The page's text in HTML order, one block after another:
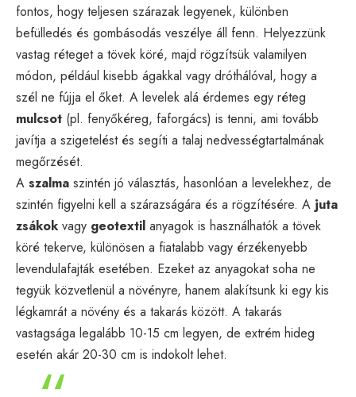
fontos, hogy teljesen szárazak legyenek, különben
befülledés és gombásodás veszélye áll fenn. Helyezzünk
vastag réteget a tövek köré, majd rögzítsük valamilyen
módon, például kisebb ágakkal vagy dróthálóval, hogy a
szél ne fújja el őket. A levelek alá érdemes egy réteg
mulcsot (pl. fenyőkéreg, faforgács) is tenni, ami tovább
javítja a szigetelést és segíti a talaj nedvességtartalmának
megőrzését.
A szalma szintén jó választás, hasonlóan a levelekhez, de
szintén figyelni kell a szárazságára és a rögzítésére. A juta
zsákok vagy geotextil anyagok is használhatók a tövek
köré tekerve, különösen a fiatalabb vagy érzékenyebb
levendulafajták esetében. Ezeket az anyagokat soha ne
tegyük közvetlenül a növényre, hanem alakítsunk ki egy kis
légkamrát a növény és a takarás között. A takarás
vastagsága legalább 10-15 cm legyen, de extrém hideg
esetén akár 20-30 cm is indokolt lehet.